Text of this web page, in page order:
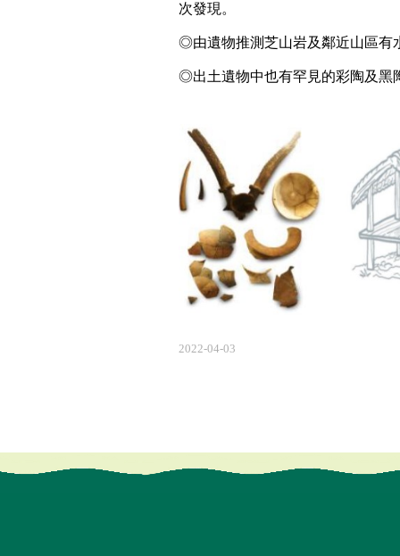
次發現。
◎由遺物推測芝山岩及鄰近山區有
◎出土遺物中也有罕見的彩陶及黑
2022-04-03